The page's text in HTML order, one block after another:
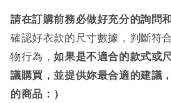
請在訂購前務必做好充分的詢問
確認好衣款的尺寸數據，判斷符
物行為，如果是不適合的款式或
議購買，並提供妳最合適的建議
的商品：）